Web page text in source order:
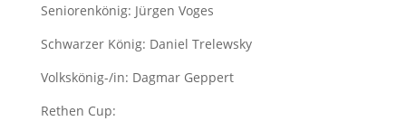
Seniorenkönig: Jürgen Voges
Schwarzer König: Daniel Trelewsky
Volkskönig-/in: Dagmar Geppert
Rethen Cup: